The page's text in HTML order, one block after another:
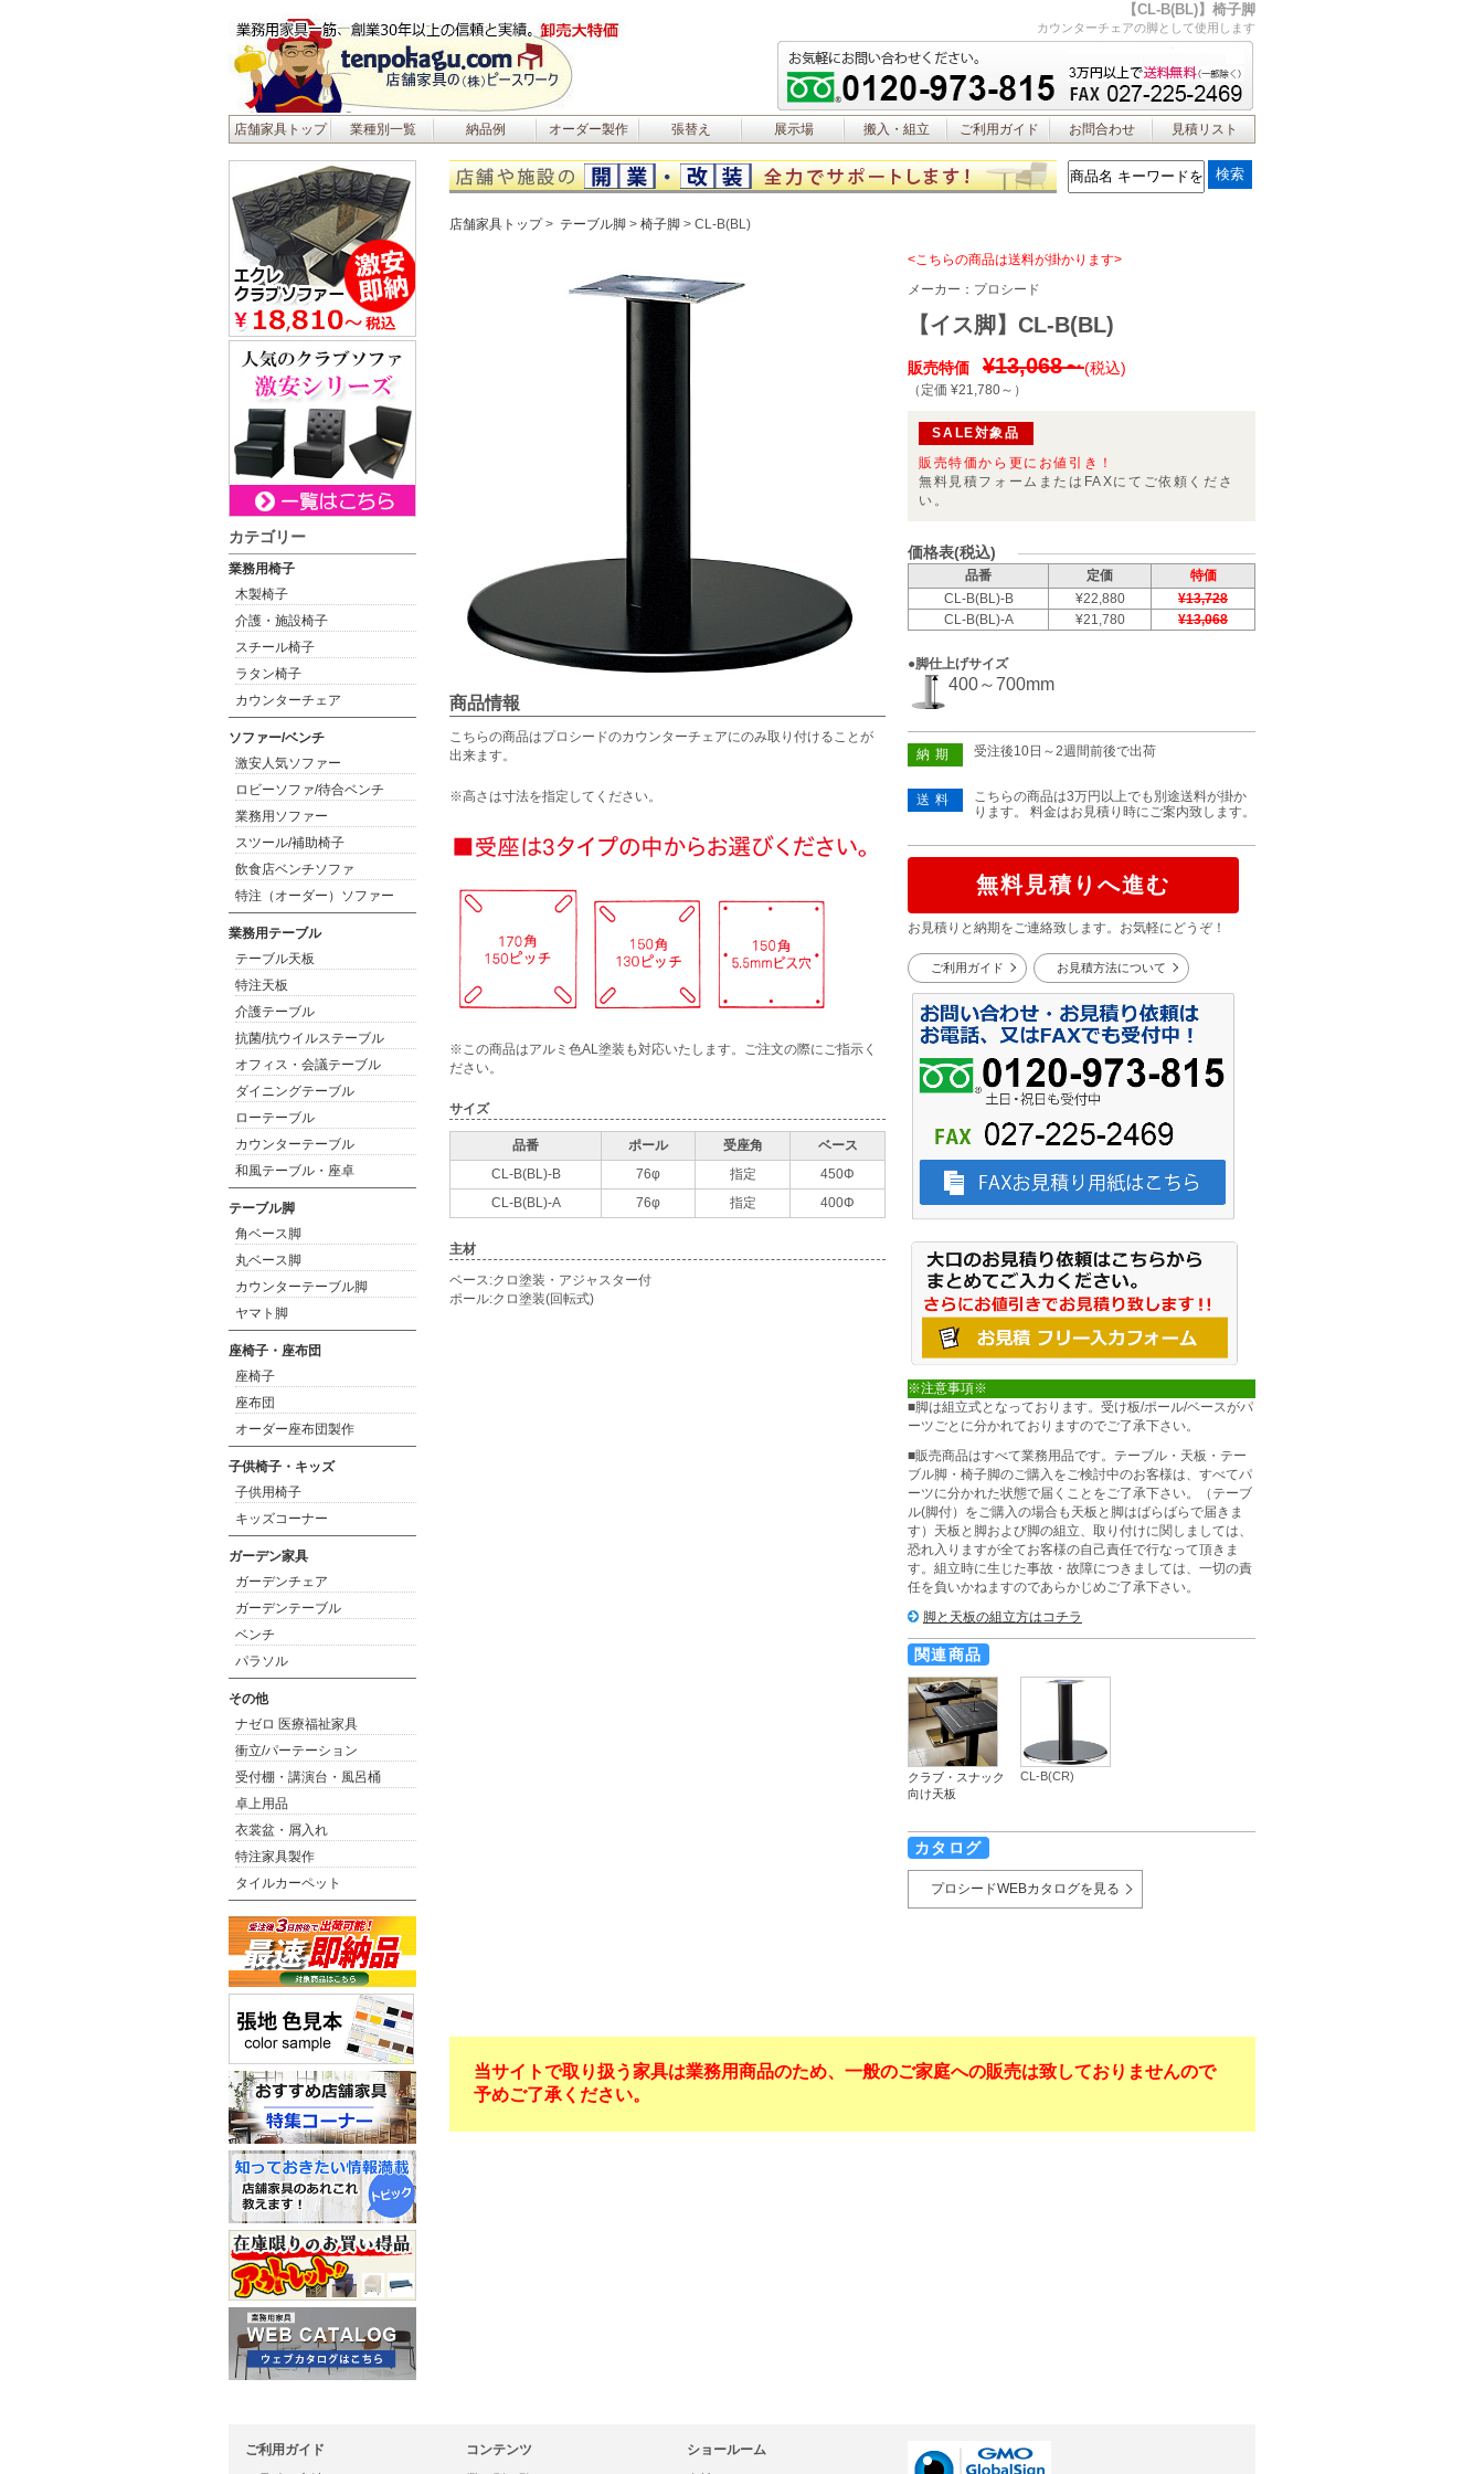
【CL-B(BL)】椅子脚
カウンターチェアの脚として使用します
店舗家具トップ 業種別一覧 納品例 オーダー製作 張替え 展示場 搬入・組立 ご利用ガイド お問合わせ 見積リスト
店舗家具トップ テーブル脚 椅子脚 CL-B(BL)
商品情報
こちらの商品はプロシードのカウンターチェアにのみ取り付けることが
出来ます。
※高さは寸法を指定してください。
※この商品はアルミ色AL塗装も対応いたします。ご注文の際にご指示く
ださい。
サイズ
品番 ポール 受座角
ベース
CL-B(BL)-B
76φ 指定
450Φ
CL-B(BL)-A
76φ 指定 400Φ
主材
ベース:クロ塗装・アジャスター付
ポール:クロ塗装(回転式)
<こちらの商品は送料が掛かります>
メーカー： プロシード
【イス脚】CL-B(BL)
販売特価 ¥13,068～(税込)
（定価 ¥21,780～ ）
SALE対象品
販売特価から更にお値引き！
無料見積フォームまたはFAXにてご依頼くださ
い。
価格表(税込)
品番 定価
特価
CL-B(BL)-B
¥22,880
¥13,728
CL-B(BL)-A
¥21,780 ¥13,068
●脚仕上げサイズ
400～700mm
納期 受注後10日～2週間前後で出荷
送料
こちらの商品は3万円以上でも別途送料が掛か
ります。 料金はお見積り時にご案内致します。
無料見積りへ進む
お見積りと納期をご連絡致します。お気軽にどうぞ！
ご利用ガイド お見積方法について
※注意事項※
■脚は組立式となっております。受け板/ポール/ベースがパ
ーツごとに分かれておりますのでご了承下さい。
■販売商品はすべて業務用品です。テーブル・天板・テー
ブル脚・椅子脚のご購入をご検討中のお客様は、すべてパ
ーツに分かれた状態で届くことをご了承下さい。（テーブ
ル(脚付）をご購入の場合も天板と脚はばらばらで届きま
す）天板と脚および脚の組立、取り付けに関しましては、
恐れ入りますが全てお客様の自己責任で行なって頂きま
す。組立時に生じた事故・故障につきましては、一切の責
任を負いかねますのであらかじめご了承下さい。
脚と天板の組立方はコチラ
関連商品
クラブ・スナック
向け天板
CL-B(CR)
カタログ
プロシードWEBカタログを見る
当サイトで取り扱う家具は業務用商品のため、一般のご家庭への販売は致しておりませんので
予めご了承ください。
カテゴリー
業務用椅子
木製椅子
介護・施設椅子
スチール椅子
ラタン椅子
カウンターチェア
ソファー/ベンチ
激安人気ソファー
ロビーソファ/待合ベンチ
業務用ソファー
スツール/補助椅子
飲食店ベンチソファ
特注（オーダー）ソファー
業務用テーブル
テーブル天板
特注天板
介護テーブル
抗菌/抗ウイルステーブル
オフィス・会議テーブル
ダイニングテーブル
ローテーブル
カウンターテーブル
和風テーブル・座卓
テーブル脚
角ベース脚
丸ベース脚
カウンターテーブル脚
ヤマト脚
座椅子・座布団
座椅子
座布団
オーダー座布団製作
子供椅子・キッズ
子供用椅子
キッズコーナー
ガーデン家具
ガーデンチェア
ガーデンテーブル
ベンチ
パラソル
その他
ナゼロ 医療福祉家具
衝立/パーテーション
受付棚・講演台・風呂桶
卓上用品
衣裳盆・屑入れ
特注家具製作
タイルカーペット
ご利用ガイド
コンテンツ
ショールーム